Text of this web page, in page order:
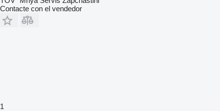
Contacte con el vendedor
1